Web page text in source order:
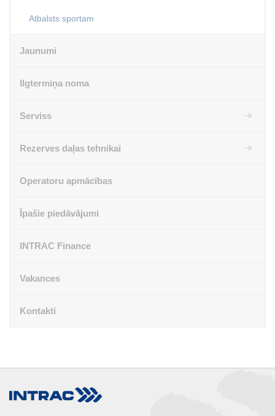
Atbalsts sportam
Jaunumi
Ilgtermiņa noma
Serviss
Rezerves daļas tehnikai
Operatoru apmācības
Īpašie piedāvājumi
INTRAC Finance
Vakances
Kontakti